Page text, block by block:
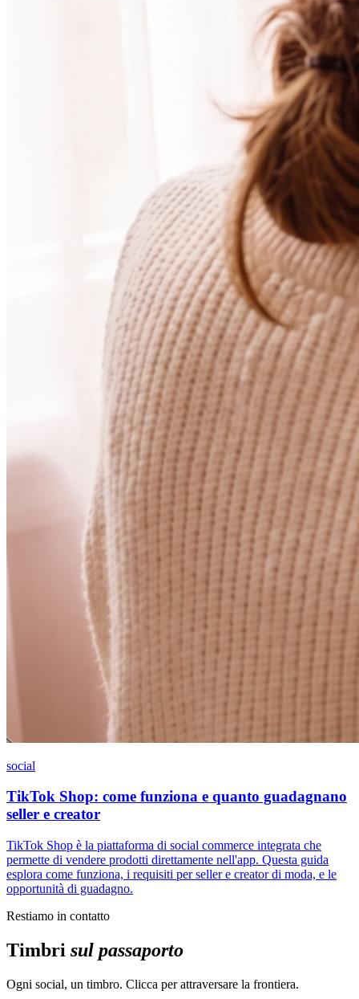
social
TikTok Shop: come funziona e quanto guadagnano
seller e creator
TikTok Shop è la piattaforma di social commerce integrata che
permette di vendere prodotti direttamente nell'app. Questa guida
esplora come funziona, i requisiti per seller e creator di moda, e le
opportunità di guadagno.
Restiamo in contatto
Timbri sul passaporto
Ogni social, un timbro. Clicca per attraversare la frontiera.